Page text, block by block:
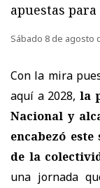
apuestas
Sábado 8 de agosto
Con la mira
aquí a 2028,la
Nacional y
encabezó
de la
una jornada